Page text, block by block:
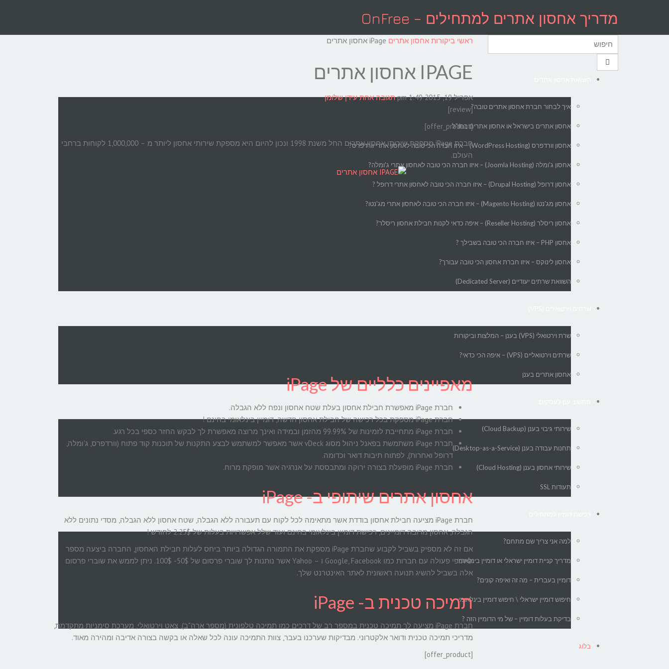
מדריך אחסון אתרים למתחילים – OnFree
איך לבחור חברת אחסון אתרים טובה?
אחסון אתרים בישראל או אחסון אתרים בחו"ל
אחסון וורדפרס (WordPress Hosting) – איזו חברה הכי טובה לאחסון אתרי וורדפרס?
אחסון ג'ומלה (Joomla Hosting) – איזו חברה הכי טובה לאחסון אתרי ג'ומלה?
אחסון דרופל (Drupal Hosting) – איזו חברה הכי טובה לאחסון אתרי דרופל ?
אחסון מג'נטו (Magento Hosting) – איזו חברה הכי טובה לאחסון אתרי מג'נטו?
אחסון ריסלר (Reseller Hosting) – איפה כדאי לקנות חבילת אחסון ריסלר?
אחסון PHP – איזו חברה הכי טובה בשבילך ?
אחסון לינוקס – איזו חברת אחסון הכי טובה עבורך?
השוואת שרתים יעודיים (Dedicated Server)
שרת וירטואלי (VPS) בענן – המלצות וביקורות
שרתים וירטואליים (VPS) – איפה הכי כדאי?
אחסון אתרים בענן
שירותי גיבוי בענן (Cloud Backup)
תחנות עבודה בענן (Desktop-as-a-Service)
שירותי אחסון בענן (Cloud Hosting)
תעודות SSL
למה אני צריך שם מתחם?
מדריך קניית דומיין ישראלי או דומיין בינלאומי
דומיין בעברית – מה זה ואיפה קונים?
חיפוש דומיין ישראלי \ חיפוש דומיין בינלאומי
בדיקת בעלות דומיין – של מי הדומיין הזה ?
בלוג
ראשי ביקורות אחסון אתרים iPage אחסון אתרים
IPAGE אחסון אתרים
אפריל 19, 2015 1:49 pm תגובה אחת עידן שלומן
[review]
[offer_product]
חברת iPage מספקת שירותי אחסון אתרים החל משנת 1998 ונכון להיום היא מספקת שירותי אחסון ליותר מ – 1,000,000 לקוחות ברחבי
העולם.
מאפיינים כלליים של iPage
חברת iPage מאפשרת חבילת אחסון בעלת שטח אחסון ונפח ללא הגבלה.
חברת iPage מספקת בכל רכישה של חבילת אחסון חדשה, דומיין בינלאומי בחינם !
חברת iPage מתחייבת לזמינות של 99.99% מהזמן ובמידה ואינך מרוצה מאפשרת לך לבקש החזר כספי בכל רגע.
חברת iPage משתמשת בפאנל ניהול מסוג vDeck אשר מאפשר למשתמש לבצע התקנות של תוכנות קוד פתוח (וורדפרס, ג'ומלה,
דרופל ואחרות), לפתוח תיבות דואר וכדומה.
חברת iPage מופעלת בצורה ירוקה ומתבססת על אנרגיה אשר מופקת מרוח.
אחסון אתרים שיתופי ב- iPage
חברת iPage מציעה חבילת אחסון בודדת אשר מתאימה לכל לקוח עם תעבורה ללא הגבלה, שטח אחסון ללא הגבלה, מסדי נתונים ללא
הגבלה, אחסון מרובה דומיינים, רכישת דומיין בינלאומי בחינם ועוד שלל אפשרויות בעלות של 2.25$ לחודש !
אם זה לא מספיק בשביל לקבוע שחברת iPage מספקת את התמורה הגדולה ביותר ביחס לעלות חבילת האחסון, החברה ביצעה מספר
שיתופי פעולה עם חברות כמו Google, Facebook ו – Yahoo אשר נותנות לך שוברי פרסום של 50$- 100$. ניתן לממש את שוברי פרסום
אלה בשביל להשיג תנועה ראשונית לאתר האינטרנט שלך.
תמיכה טכנית ב- iPage
חברת iPage מציעה לך תמיכה טכנית במספר רב של דרכים כמו תמיכה טלפונית (מספר ארה"ב), צאט וירטואלי, מערכת סימניות מתקדמת,
מדריכי תמיכה טכנית ודואר אלקטרוני. מבדיקות שערכנו בעבר, צוות התמיכה עונה לכל שאלה או בקשה בצורה אדיבה ומהירה מאוד.
[offer_product]